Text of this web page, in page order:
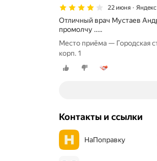
22 июня
Яндекс
Отличный врач Мустаев
промолчу …..
Место приёма — Городская
корп. 1
Контакты и ссылки
НаПоправку